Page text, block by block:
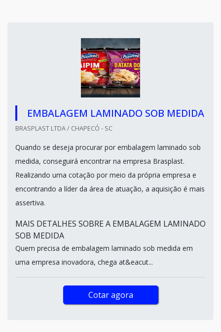
EMBALAGEM LAMINADO SOB MEDIDA
BRASPLAST LTDA / CHAPECÓ - SC
Quando se deseja procurar por embalagem laminado sob
medida, conseguirá encontrar na empresa Brasplast.
Realizando uma cotação por meio da própria empresa e
encontrando a líder da área de atuação, a aquisição é mais
assertiva.
MAIS DETALHES SOBRE A EMBALAGEM LAMINADO
SOB MEDIDA
Quem precisa de embalagem laminado sob medida em
uma empresa inovadora, chega at&eacut...
Cotar agora